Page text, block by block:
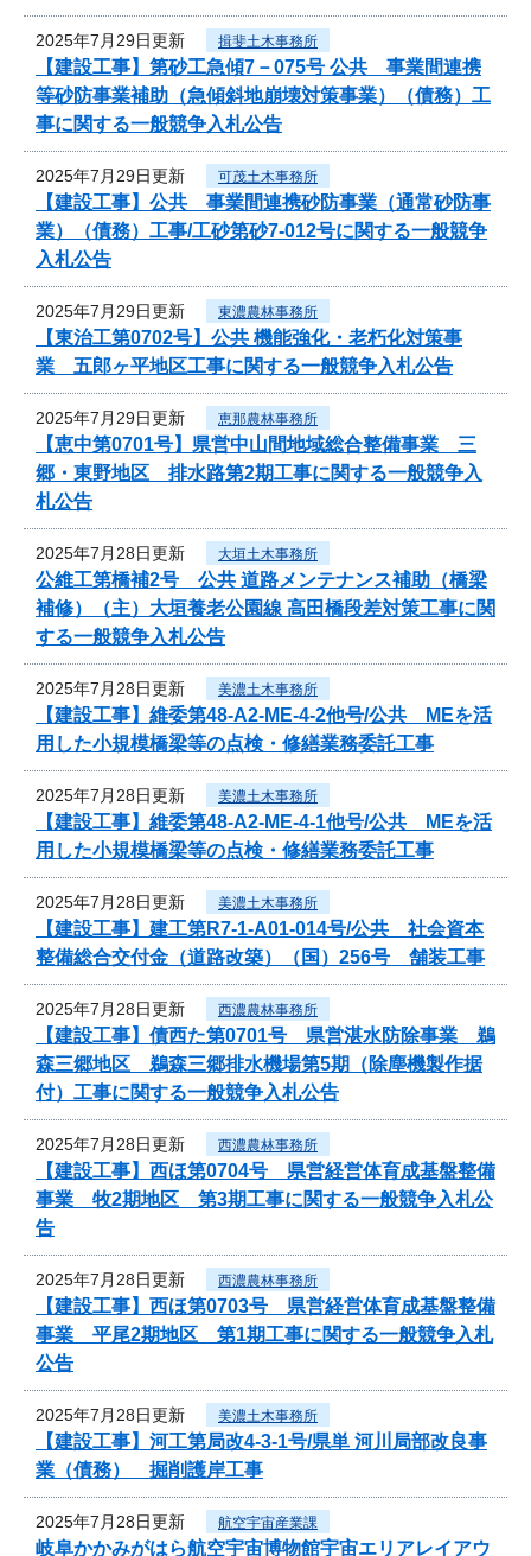
2025年7月29日更新 揖斐土木事務所
【建設工事】第砂工急傾7－075号 公共 事業間連携
等砂防事業補助（急傾斜地崩壊対策事業）（債務）工
事に関する一般競争入札公告
2025年7月29日更新 可茂土木事務所
【建設工事】公共 事業間連携砂防事業（通常砂防事
業）（債務）工事/工砂第砂7-012号に関する一般競争
入札公告
2025年7月29日更新 東濃農林事務所
【東治工第0702号】公共 機能強化・老朽化対策事
業 五郎ヶ平地区工事に関する一般競争入札公告
2025年7月29日更新 恵那農林事務所
【恵中第0701号】県営中山間地域総合整備事業 三
郷・東野地区 排水路第2期工事に関する一般競争入
札公告
2025年7月28日更新 大垣土木事務所
公維工第橋補2号 公共 道路メンテナンス補助（橋梁
補修）（主）大垣養老公園線 高田橋段差対策工事に関
する一般競争入札公告
2025年7月28日更新 美濃土木事務所
【建設工事】維委第48-A2-ME-4-2他号/公共 MEを活
用した小規模橋梁等の点検・修繕業務委託工事
2025年7月28日更新 美濃土木事務所
【建設工事】維委第48-A2-ME-4-1他号/公共 MEを活
用した小規模橋梁等の点検・修繕業務委託工事
2025年7月28日更新 美濃土木事務所
【建設工事】建工第R7-1-A01-014号/公共 社会資本
整備総合交付金（道路改築）（国）256号 舗装工事
2025年7月28日更新 西濃農林事務所
【建設工事】債西た第0701号 県営湛水防除事業 鵜
森三郷地区 鵜森三郷排水機場第5期（除塵機製作据
付）工事に関する一般競争入札公告
2025年7月28日更新 西濃農林事務所
【建設工事】西ほ第0704号 県営経営体育成基盤整備
事業 牧2期地区 第3期工事に関する一般競争入札公
告
2025年7月28日更新 西濃農林事務所
【建設工事】西ほ第0703号 県営経営体育成基盤整備
事業 平尾2期地区 第1期工事に関する一般競争入札
公告
2025年7月28日更新 美濃土木事務所
【建設工事】河工第局改4-3-1号/県単 河川局部改良事
業（債務） 掘削護岸工事
2025年7月28日更新 航空宇宙産業課
岐阜かかみがはら航空宇宙博物館宇宙エリアレイアウ